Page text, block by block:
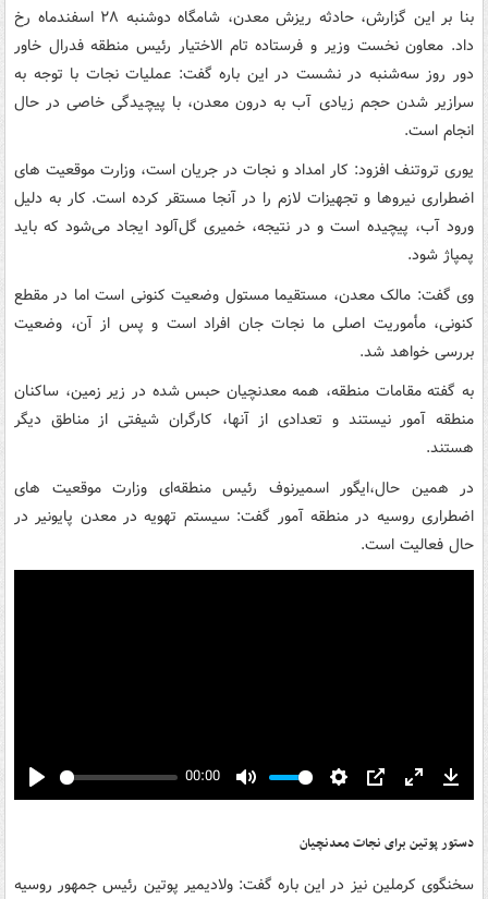
بنا بر این گزارش، حادثه ریزش معدن، شامگاه دوشنبه ۲۸ اسفندماه رخ
داد. معاون نخست وزیر و فرستاده تام الاختیار رئیس منطقه فدرال خاور
دور روز سه‌شنبه در نشست در این باره گفت: عملیات نجات با توجه به
سرازیر شدن حجم زیادی آب به درون معدن، با پیچیدگی خاصی در حال
انجام است.
یوری تروتنف افزود: کار امداد و نجات در جریان است، وزارت موقعیت های
اضطراری نیروها و تجهیزات لازم را در آنجا مستقر کرده است. کار به دلیل
ورود آب، پیچیده است و در نتیجه، خمیری گل‌آلود ایجاد می‌شود که باید
پمپاژ شود.
وی گفت:‌ مالک معدن، مستقیما مستول وضعیت کنونی است اما در مقطع
کنونی، مأموریت اصلی ما نجات جان افراد است و پس از آن،‌ وضعیت
بررسی خواهد شد.
به گفته مقامات منطقه، همه معدنچیان حبس شده در زیر زمین، ساکنان
منطقه آمور نیستند و تعدادی از آنها، کارگران شیفتی از مناطق دیگر
هستند.
در همین حال،‌ایگور اسمیرنوف رئیس منطقه‌ای وزارت موقعیت های
اضطراری روسیه در منطقه آمور گفت: سیستم تهویه در معدن پایونیر در
حال فعالیت است.
Play
00:00
Mute Settings
PIP Enter
دستور پوتین برای نجات معدنچیان
سخنگوی کرملین نیز در این باره گفت: ولادیمیر پوتین رئیس جمهور روسیه